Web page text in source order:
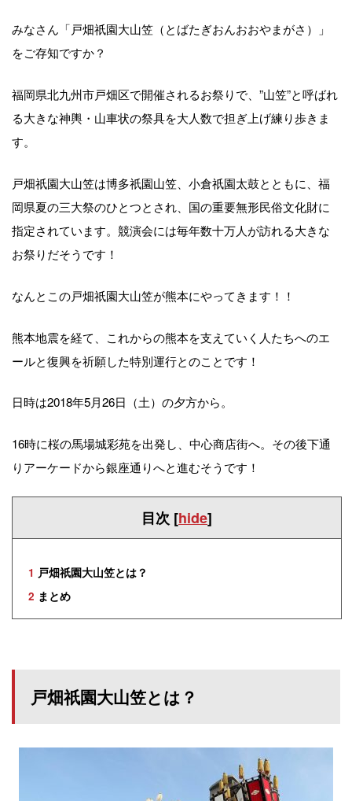
みなさん「戸畑祇園大山笠（とばたぎおんおおやまがさ）」
をご存知ですか？
福岡県北九州市戸畑区で開催されるお祭りで、”山笠”と呼ばれ
る大きな神輿・山車状の祭具を大人数で担ぎ上げ練り歩きま
す。
戸畑祇園大山笠は博多祇園山笠、小倉祇園太鼓とともに、福
岡県夏の三大祭のひとつとされ、国の重要無形民俗文化財に
指定されています。競演会には毎年数十万人が訪れる大きな
お祭りだそうです！
なんとこの戸畑祇園大山笠が熊本にやってきます！！
熊本地震を経て、これからの熊本を支えていく人たちへのエ
ールと復興を祈願した特別運行とのことです！
日時は2018年5月26日（土）の夕方から。
16時に桜の馬場城彩苑を出発し、中心商店街へ。その後下通
りアーケードから銀座通りへと進むそうです！
目次 [hide]
1 戸畑祇園大山笠とは？
2 まとめ
戸畑祇園大山笠とは？